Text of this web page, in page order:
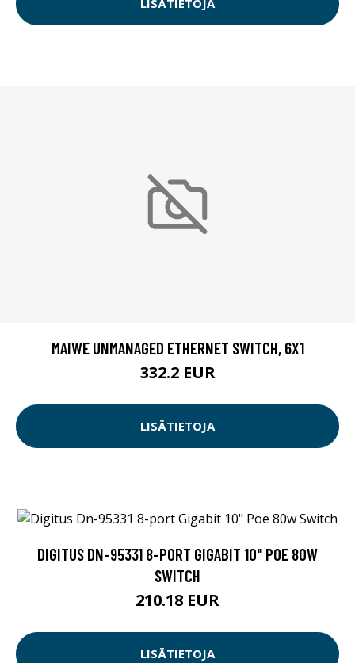
LISÄTIETOJA
MAIWE UNMANAGED ETHERNET SWITCH, 6X1
332.2 EUR
LISÄTIETOJA
DIGITUS DN-95331 8-PORT GIGABIT 10" POE 80W
SWITCH
210.18 EUR
LISÄTIETOJA